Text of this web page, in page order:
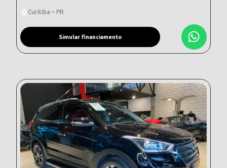
Curitiba – PR
Simular financiamento